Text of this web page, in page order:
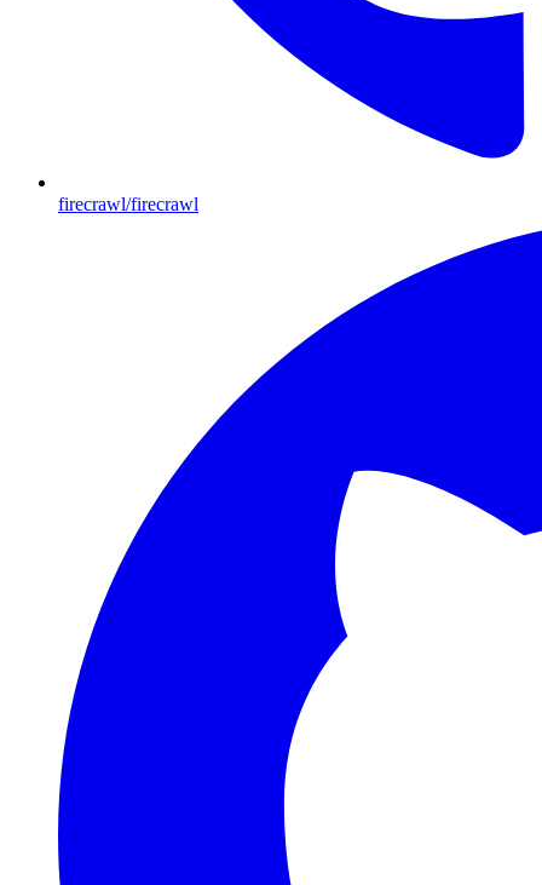
firecrawl/firecrawl